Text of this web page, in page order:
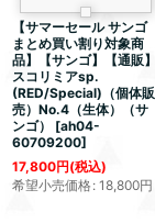
【サマーセール サンゴ
まとめ買い割り対象商
品】【サンゴ】【通販】
スコリミアsp.
(RED/Special)（個体販
売）No.4（生体）（サ
ンゴ）
[ah04-
60709200]
17,800円(税込)
希望小売価格: 18,800円